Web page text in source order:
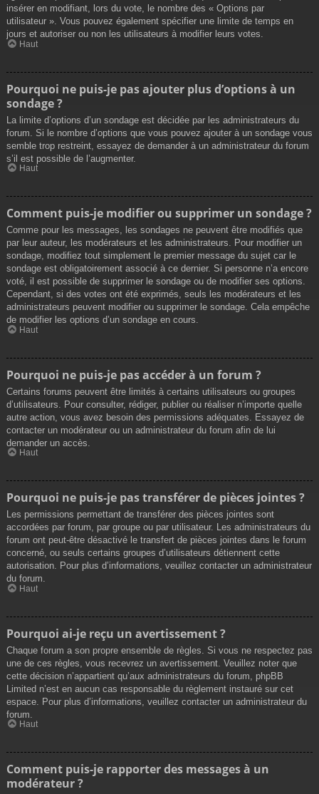
insérer en modifiant, lors du vote, le nombre des « Options par
utilisateur ». Vous pouvez également spécifier une limite de temps en
jours et autoriser ou non les utilisateurs à modifier leurs votes.
Haut
Pourquoi ne puis-je pas ajouter plus d’options à un
sondage ?
La limite d’options d’un sondage est décidée par les administrateurs du
forum. Si le nombre d’options que vous pouvez ajouter à un sondage vous
semble trop restreint, essayez de demander à un administrateur du forum
s’il est possible de l’augmenter.
Haut
Comment puis-je modifier ou supprimer un sondage ?
Comme pour les messages, les sondages ne peuvent être modifiés que
par leur auteur, les modérateurs et les administrateurs. Pour modifier un
sondage, modifiez tout simplement le premier message du sujet car le
sondage est obligatoirement associé à ce dernier. Si personne n’a encore
voté, il est possible de supprimer le sondage ou de modifier ses options.
Cependant, si des votes ont été exprimés, seuls les modérateurs et les
administrateurs peuvent modifier ou supprimer le sondage. Cela empêche
de modifier les options d’un sondage en cours.
Haut
Pourquoi ne puis-je pas accéder à un forum ?
Certains forums peuvent être limités à certains utilisateurs ou groupes
d’utilisateurs. Pour consulter, rédiger, publier ou réaliser n’importe quelle
autre action, vous avez besoin des permissions adéquates. Essayez de
contacter un modérateur ou un administrateur du forum afin de lui
demander un accès.
Haut
Pourquoi ne puis-je pas transférer de pièces jointes ?
Les permissions permettant de transférer des pièces jointes sont
accordées par forum, par groupe ou par utilisateur. Les administrateurs du
forum ont peut-être désactivé le transfert de pièces jointes dans le forum
concerné, ou seuls certains groupes d’utilisateurs détiennent cette
autorisation. Pour plus d’informations, veuillez contacter un administrateur
du forum.
Haut
Pourquoi ai-je reçu un avertissement ?
Chaque forum a son propre ensemble de règles. Si vous ne respectez pas
une de ces règles, vous recevrez un avertissement. Veuillez noter que
cette décision n’appartient qu’aux administrateurs du forum, phpBB
Limited n’est en aucun cas responsable du règlement instauré sur cet
espace. Pour plus d’informations, veuillez contacter un administrateur du
forum.
Haut
Comment puis-je rapporter des messages à un
modérateur ?